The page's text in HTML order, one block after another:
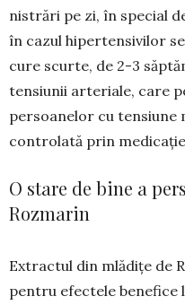
nistrări pe zi, în special
în cazul hipertensivilor
cure scur­te, de 2-3
tensiunii arteriale, care
persoanelor cu tensiune
controlată prin
O stare de bine a
Rozmarin
Extractul din mlădițe de
pentru efectele benefice